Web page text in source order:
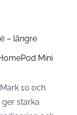
– längre
Mini
10 och
starka